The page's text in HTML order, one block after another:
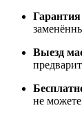
Гарантия
Выезд
не можете